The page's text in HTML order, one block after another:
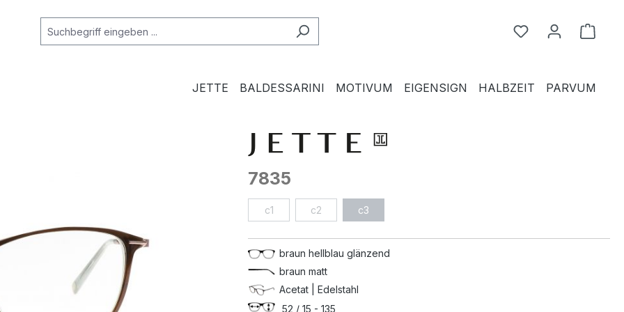
Du hast 0
JETTE BALDESSARINI MOTIVUM EIGENSIGN HALBZEIT PARVUM
7835
c1 c2 c3
braun hellblau glänzend
braun matt
Acetat | Edelstahl
52 / 15 - 135